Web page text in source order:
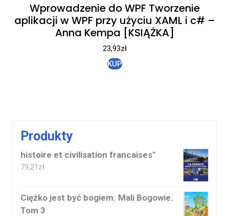
Wprowadzenie do WPF Tworzenie
aplikacji w WPF przy użyciu XAML i c# –
Anna Kempa [KSIĄŻKA]
23,93zł
KUP
Produkty
histoire et civilisation francaises"
79,21 zł
Ciężko jest być bogiem. Mali Bogowie.
Tom 3